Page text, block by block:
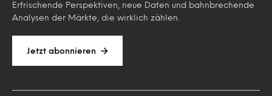
Erfrischende Perspektiven, neue Daten und bahnbrechende
Analysen der Märkte, die wirklich zählen.
Jetzt abonnieren